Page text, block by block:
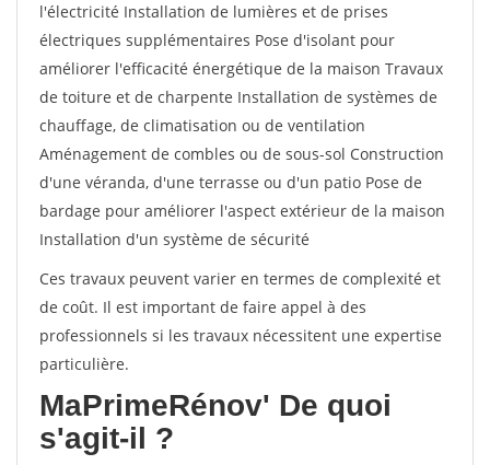
l'électricité Installation de lumières et de prises
électriques supplémentaires Pose d'isolant pour
améliorer l'efficacité énergétique de la maison Travaux
de toiture et de charpente Installation de systèmes de
chauffage, de climatisation ou de ventilation
Aménagement de combles ou de sous-sol Construction
d'une véranda, d'une terrasse ou d'un patio Pose de
bardage pour améliorer l'aspect extérieur de la maison
Installation d'un système de sécurité
Ces travaux peuvent varier en termes de complexité et
de coût. Il est important de faire appel à des
professionnels si les travaux nécessitent une expertise
particulière.
MaPrimeRénov' De quoi
s'agit-il ?